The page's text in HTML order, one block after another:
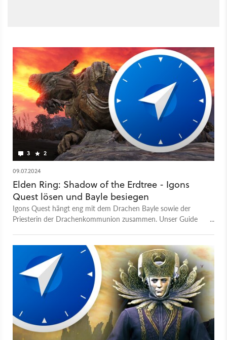
3 2
09.07.2024
Elden Ring: Shadow of the Erdtree - Igons
Quest lösen und Bayle besiegen
Igons Quest hängt eng mit dem Drachen Bayle sowie der
Priesterin der Drachenkommunion zusammen. Unser Guide